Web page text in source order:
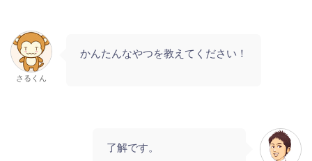
さるくん
かんたんなやつを教えてください！
了解です。